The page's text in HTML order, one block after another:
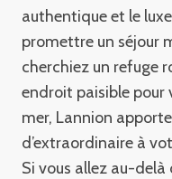
Golfhôtel de Saint-
Hôtel Aigue Marine
Hôtel Le Pavillon de la
authentique et le
promettre un séjour
cherchiez un refuge
endroit paisible pour
mer, Lannion
d’extraordinaire à
Si vous allez au-delà